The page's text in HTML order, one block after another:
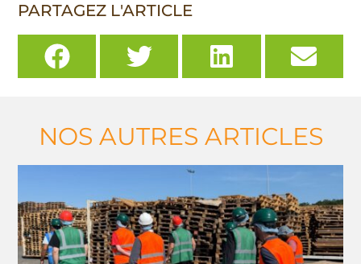
PARTAGEZ L'ARTICLE
NOS AUTRES ARTICLES